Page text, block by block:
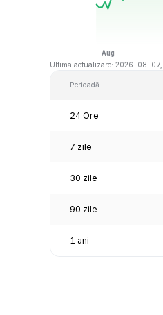
Ultima actualizare: 2026-08-
Perioadă
24 Ore
7 zile
30 zile
90 zile
1 ani